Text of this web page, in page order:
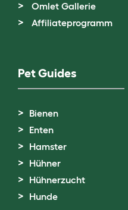
Omlet Gallerie
Affiliateprogramm
Pet Guides
Bienen
Enten
Hamster
Hühner
Hühnerzucht
Hunde